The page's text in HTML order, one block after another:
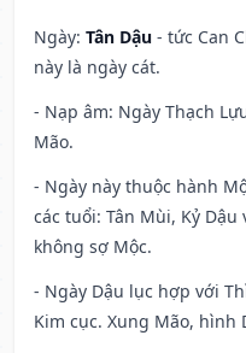
Ngày: Tân Dậu - tức Can
này là ngày cát.
- Nạp âm: Ngày Thạch
Mão.
- Ngày này thuộc hành
các tuổi: Tân Mùi, Kỷ
không sợ Mộc.
- Ngày Dậu lục hợp với
Kim cục. Xung Mão, hình